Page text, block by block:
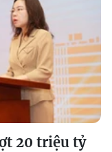
20 triệu tỷ